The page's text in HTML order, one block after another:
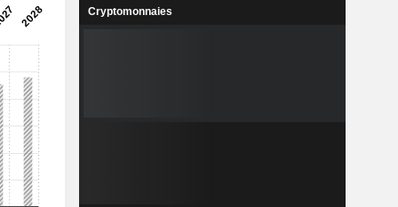
Cryptomonnaies